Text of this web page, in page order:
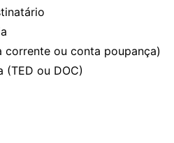
ou conta poupança)
(TED ou DOC)